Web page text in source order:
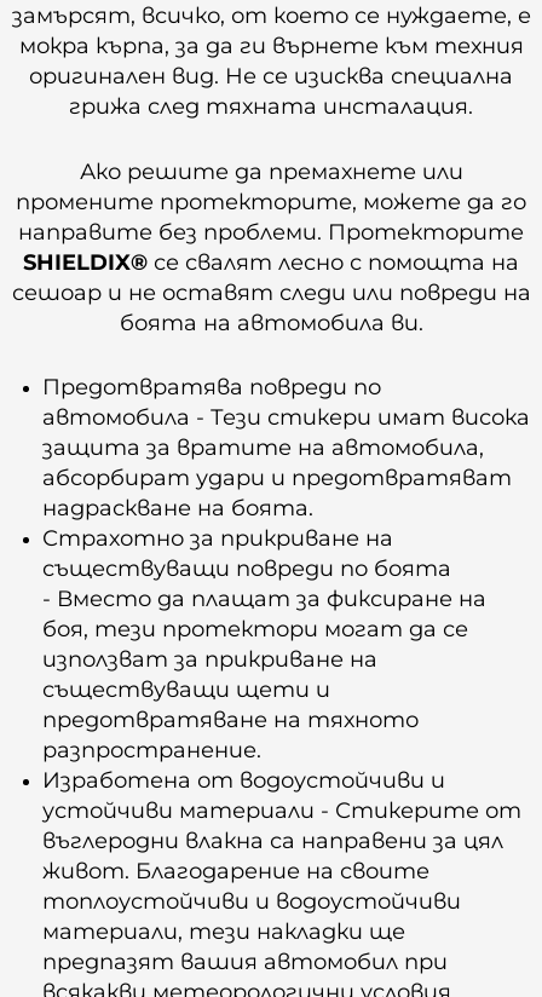
замърсят, всичко, от което се нуждаете, е
мокра кърпа, за да ги върнете към техния
оригинален вид. Не се изисква специална
грижа след тяхната инсталация.
Ако решите да премахнете или
промените протекторите, можете да го
направите без проблеми. Протекторите
SHIELDIX® се свалят лесно с помощта на
сешоар и не оставят следи или повреди на
боята на автомобила ви.
Предотвратява повреди по
автомобила - Тези стикери имат висока
защита за вратите на автомобила,
абсорбират удари и предотвратяват
надраскване на боята.
Страхотно за прикриване на
съществуващи повреди по боята
- Вместо да плащат за фиксиране на
боя, тези протектори могат да се
използват за прикриване на
съществуващи щети и
предотвратяване на тяхното
разпространение.
Изработена от водоустойчиви и
устойчиви материали - Стикерите от
въглеродни влакна са направени за цял
живот. Благодарение на своите
топлоустойчиви и водоустойчиви
материали, тези накладки ще
предпазят вашия автомобил при